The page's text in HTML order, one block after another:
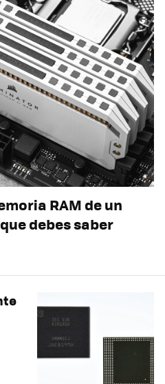
RAM de un
debes saber